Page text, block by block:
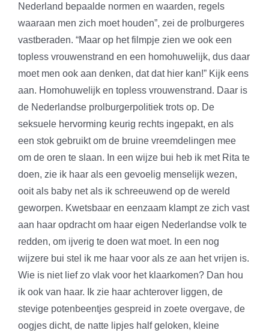
Nederland bepaalde normen en waarden, regels
waaraan men zich moet houden”, zei de prolburgeres
vastberaden. “Maar op het filmpje zien we ook een
topless vrouwenstrand en een homohuwelijk, dus daar
moet men ook aan denken, dat dat hier kan!” Kijk eens
aan. Homohuwelijk en topless vrouwenstrand. Daar is
de Nederlandse prolburgerpolitiek trots op. De
seksuele hervorming keurig rechts ingepakt, en als
een stok gebruikt om de bruine vreemdelingen mee
om de oren te slaan. In een wijze bui heb ik met Rita te
doen, zie ik haar als een gevoelig menselijk wezen,
ooit als baby net als ik schreeuwend op de wereld
geworpen. Kwetsbaar en eenzaam klampt ze zich vast
aan haar opdracht om haar eigen Nederlandse volk te
redden, om ijverig te doen wat moet. In een nog
wijzere bui stel ik me haar voor als ze aan het vrijen is.
Wie is niet lief zo vlak voor het klaarkomen? Dan hou
ik ook van haar. Ik zie haar achterover liggen, de
stevige potenbeentjes gespreid in zoete overgave, de
oogjes dicht, de natte lipjes half geloken, kleine